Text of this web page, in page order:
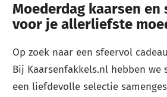
Moederdag kaarsen en
voor je allerliefste
Op zoek naar een sfeervol
Bij Kaarsenfakkels.nl hebben we
een liefdevolle selectie